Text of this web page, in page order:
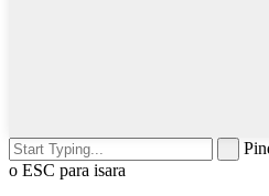
o ESC para isara